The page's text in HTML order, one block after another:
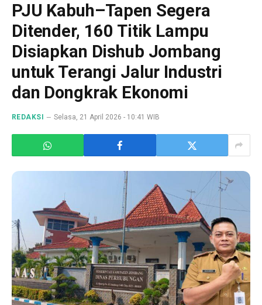
PJU Kabuh–Tapen Segera
Ditender, 160 Titik Lampu
Disiapkan Dishub Jombang
untuk Terangi Jalur Industri
dan Dongkrak Ekonomi
REDAKSI Selasa, 21 April 2026 - 10:41 WIB